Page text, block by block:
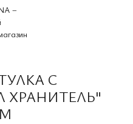
С
ХРАНИТЕЛЬ"